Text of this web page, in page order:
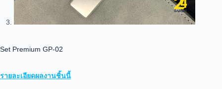
Set Premium GP-02
รายละเอียดผลงานชิ้นนี้